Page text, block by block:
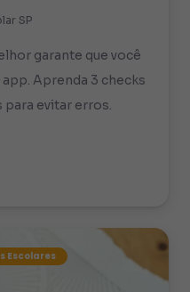
SP
garante que você
Aprenda 3 checks
para evitar erros.
Escolares